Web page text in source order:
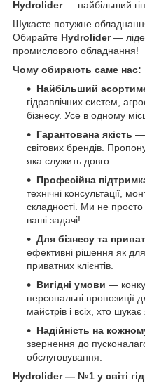
Hydrolider— найбільший
Шукаєте потужне
Обирайте Hydrolider—
промислового обладнання!
Чому обирають саме нас:
Найбільший
гідравлічних систем,
бізнесу. Усе в одному
Гарантована якість —
світових брендів.
яка служить довго.
Професійна
технічні консультації,
складності. Ми не
ваші задачі!
Для бізнесу та
ефективні рішення як
приватних клієнтів.
Вигідні умови —
персональні пропозиції
майстрів і всіх, хто шукає
Надійність на
звернення до
обслуговування.
Hydrolider — №1 у світі